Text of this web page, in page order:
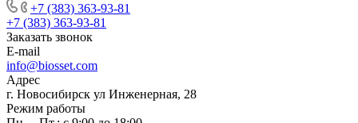
+7 (383) 363-93-81
+7 (383) 363-93-81
Заказать звонок
E-mail
info@biosset.com
Адрес
г. Новосибирск ул Инженерная, 28
Режим работы